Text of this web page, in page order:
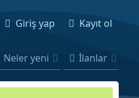
Giriş yap Kayıt ol
Neler yeni İlanlar